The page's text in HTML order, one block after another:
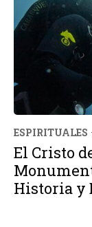
ESPIRITUALES
El Cristo
Historia y